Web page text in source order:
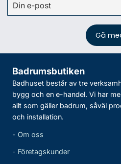
Badrumsbutiken
Badhuset består av tre
bygg och en e-handel. Vi har
allt som gäller badrum, såväl
och installation.
- Om oss
- Företagskunder